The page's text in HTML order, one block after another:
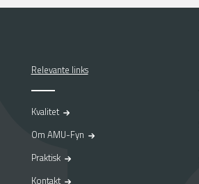
Relevante links
Kvalitet
Om AMU-Fyn
Praktisk
Kontakt